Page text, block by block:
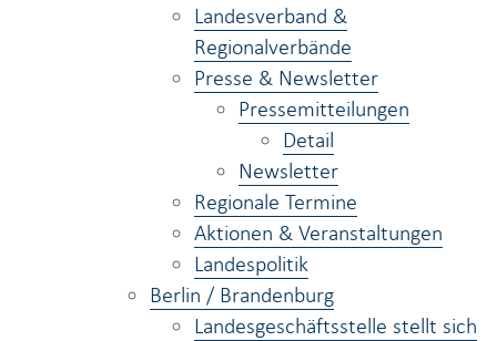
Landesverband &
Regionalverbände
Presse & Newsletter
Pressemitteilungen
Detail
Newsletter
Regionale Termine
Aktionen & Veranstaltungen
Landespolitik
Berlin / Brandenburg
Landesgeschäftsstelle stellt sich